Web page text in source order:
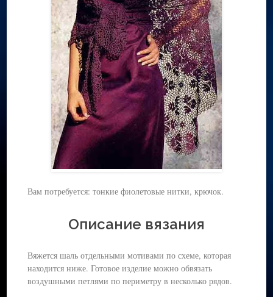
Вам потребуется: тонкие фиолетовые нитки, крючок.
Описание вязания
Вяжется шаль отдельными мотивами по схеме, которая
находится ниже. Готовое изделие можно обвязать
воздушными петлями по периметру в несколько рядов.